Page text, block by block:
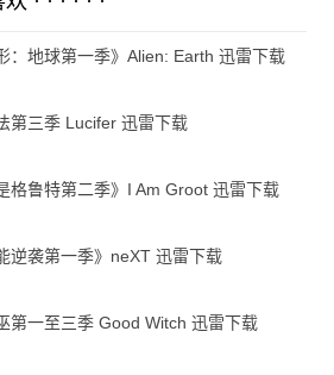
：地球第一季》Alien: Earth 迅雷下载
第三季 Lucifer 迅雷下载
格鲁特第二季》I Am Groot 迅雷下载
逆袭第一季》neXT 迅雷下载
第一至三季 Good Witch 迅雷下载